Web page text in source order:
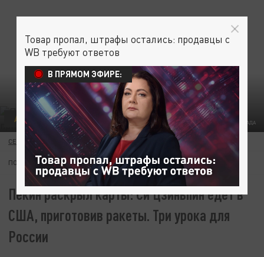
КОЛЛАЖ ЦАРЬГРАДА
АНАЛИТИКА
СЕРГЕЙ ЛАТЫШЕВ 08 ИЮЛЯ 21:00
ПОДПИШИТЕСЬ:
Пекин раскрыл карты: Си Цзиньпин едет в
США, приготовив ракеты. Три урока для
России
Товар пропал, штрафы остались: продавцы с
WB требуют ответов
В ПРЯМОМ ЭФИРЕ: